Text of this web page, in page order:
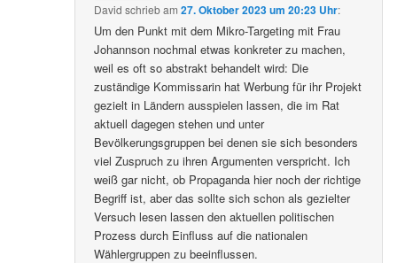
David schriebam27. Oktober 2023 um 20:23 Uhr:
Um den Punkt mit dem Mikro-Targeting mit Frau
Johannson nochmal etwas konkreter zu machen,
weil es oft so abstrakt behandelt wird: Die
zuständige Kommissarin hat Werbung für ihr Projekt
gezielt in Ländern ausspielen lassen, die im Rat
aktuell dagegen stehen und unter
Bevölkerungsgruppen bei denen sie sich besonders
viel Zuspruch zu ihren Argumenten verspricht. Ich
weiß gar nicht, ob Propaganda hier noch der richtige
Begriff ist, aber das sollte sich schon als gezielter
Versuch lesen lassen den aktuellen politischen
Prozess durch Einfluss auf die nationalen
Wählergruppen zu beeinflussen.